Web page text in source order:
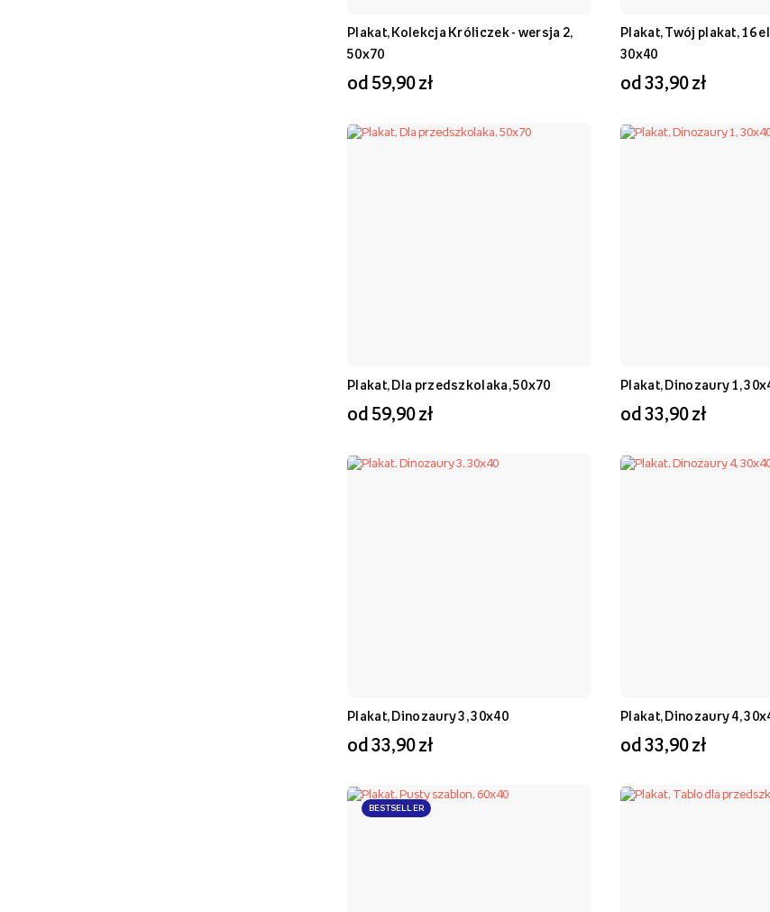
Plakat, Kolekcja Króliczek - wersja 2,
50x70
od 59,90 zł
Plakat, Twój plakat, 16
30x40
od 33,90 zł
Plakat, Dla przedszkolaka, 50x70
od 59,90 zł
Plakat, Dinozaury 1,
od 33,90 zł
Plakat, Dinozaury 3, 30x40
od 33,90 zł
Plakat, Dinozaury 4,
od 33,90 zł
BESTSELLER